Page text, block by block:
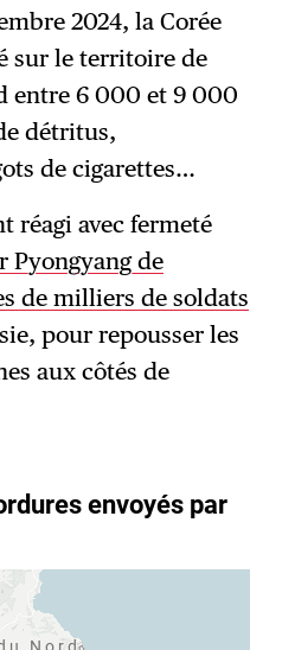
2024, la Corée
sur le territoire de
entre 6 000 et 9 000
détritus,
de cigarettes…
réagi avec fermeté
Pyongyang de
de milliers de soldats
pour repousser les
aux côtés de